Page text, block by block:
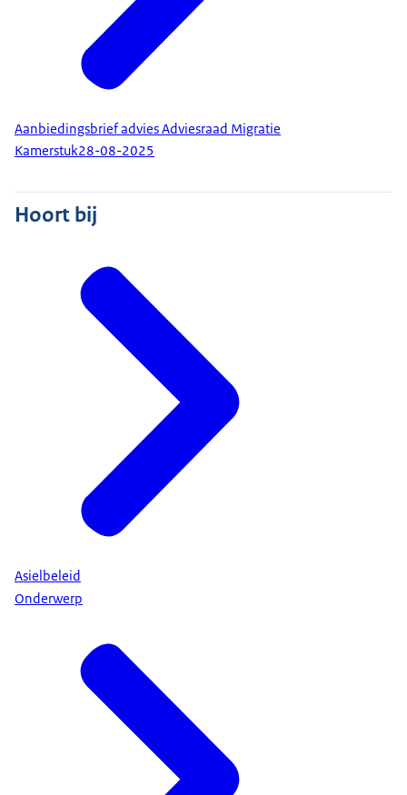
Aanbiedingsbrief advies Adviesraad Migratie
Kamerstuk28-08-2025
Hoort bij
Asielbeleid
Onderwerp